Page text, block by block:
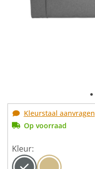
Kleurstaal aanvragen
Op voorraad
Kleur: